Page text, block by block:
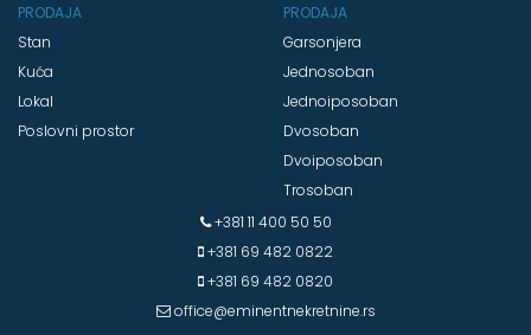
PRODAJA
Stan
Kuća
Lokal
Poslovni prostor
PRODAJA
Garsonjera
Jednosoban
Jednoiposoban
Dvosoban
Dvoiposoban
Trosoban
+381 11 400 50 50
+381 69 482 0822
+381 69 482 0820
office@eminentnekretnine.rs